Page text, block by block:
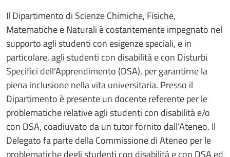
Il Dipartimento di Scienze Chimiche, Fisiche,
Matematiche e Naturali è costantemente impegnato nel
supporto agli studenti con esigenze speciali, e in
particolare, agli studenti con disabilità e con Disturbi
Specifici dell’Apprendimento (DSA), per garantirne la
piena inclusione nella vita universitaria. Presso il
Dipartimento è presente un docente referente per le
problematiche relative agli studenti con disabilità e/o
con DSA, coadiuvato da un tutor fornito dall’Ateneo. Il
Delegato fa parte della Commissione di Ateneo per le
problematiche degli studenti con disabilità e con DSA ed